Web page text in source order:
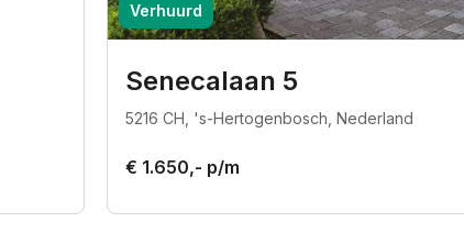
Verhuurd
Senecalaan 5
5216 CH, 's-Hertogenbosch, Nederland
€ 1.650,- p/m